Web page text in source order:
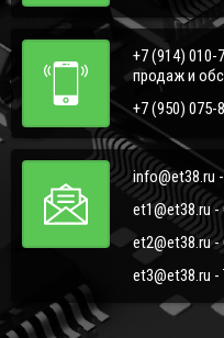
+7 (914) 010-
продаж и
+7 (950) 075-
info@et38.ru
et1@et38.ru
et2@et38.ru
et3@et38.ru